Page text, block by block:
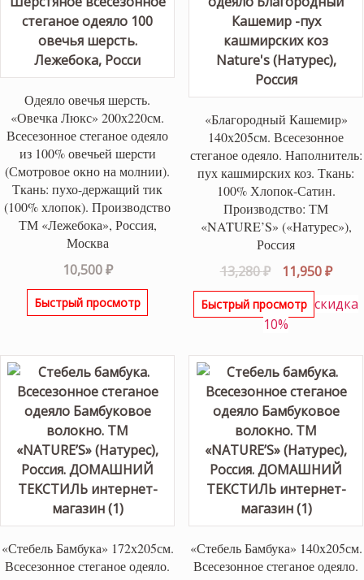
Одеяло овечья шерсть.
«Овечка Люкс» 200х220см.
Всесезонное стеганое одеяло
из 100% овечьей шерсти
(Смотровое окно на молнии).
Ткань: пухо-держащий тик
(100% хлопок). Производство
ТМ «Лежебока», Россия,
Москва
10,500₽
Быстрый просмотр
«Благородный Кашемир»
140х205см. Всесезонное
стеганое одеяло. Наполнитель:
пух кашмирских коз. Ткань:
100% Хлопок-Сатин.
Производство: ТМ
«NATURE’S» («Натурес»),
Россия
13,280₽
цена
составляла
13,280 ₽.
11,950₽
Быстрый просмотр скидка
10%
«Стебель Бамбука» 172х205см.
Всесезонное стеганое одеяло.
«Стебель Бамбука» 140х205см.
Всесезонное стеганое одеяло.